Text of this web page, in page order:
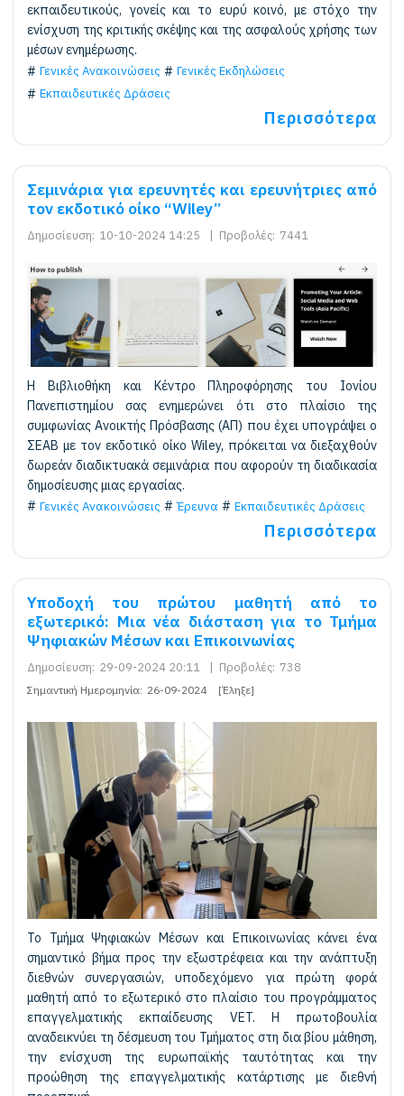
εκπαιδευτικούς, γονείς και το ευρύ κοινό, με στόχο την
ενίσχυση της κριτικής σκέψης και της ασφαλούς χρήσης των
μέσων ενημέρωσης.
Γενικές Ανακοινώσεις
Γενικές Εκδηλώσεις
Εκπαιδευτικές Δράσεις
Περισσότερα
Σεμινάρια για ερευνητές και ερευνήτριες από
τον εκδοτικό οίκο “Wiley”
Δημοσίευση: 10-10-2024 14:25 | Προβολές: 7441
Η Βιβλιοθήκη και Κέντρο Πληροφόρησης του Ιονίου
Πανεπιστημίου σας ενημερώνει ότι στο πλαίσιο της
συμφωνίας Ανοικτής Πρόσβασης (ΑΠ) που έχει υπογράψει ο
ΣΕΑΒ με τον εκδοτικό οίκο Wiley, πρόκειται να διεξαχθούν
δωρεάν διαδικτυακά σεμινάρια που αφορούν τη διαδικασία
δημοσίευσης μιας εργασίας.
Γενικές Ανακοινώσεις
Έρευνα Εκπαιδευτικές Δράσεις
Περισσότερα
Υποδοχή του πρώτου μαθητή από το
εξωτερικό: Μια νέα διάσταση για το Τμήμα
Ψηφιακών Μέσων και Επικοινωνίας
Δημοσίευση: 29-09-2024 20:11 | Προβολές: 738
Σημαντική Ημερομηνία: 26-09-2024 [Έληξε]
Το Τμήμα Ψηφιακών Μέσων και Επικοινωνίας κάνει ένα
σημαντικό βήμα προς την εξωστρέφεια και την ανάπτυξη
διεθνών συνεργασιών, υποδεχόμενο για πρώτη φορά
μαθητή από το εξωτερικό στο πλαίσιο του προγράμματος
επαγγελματικής εκπαίδευσης VET. Η πρωτοβουλία
αναδεικνύει τη δέσμευση του Τμήματος στη δια βίου μάθηση,
την ενίσχυση της ευρωπαϊκής ταυτότητας και την
προώθηση της επαγγελματικής κατάρτισης με διεθνή